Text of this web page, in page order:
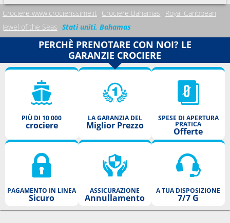
Crociere www.crocierissime.it Crociere Bahamas Royal Caribbean
Jewel of the Seas Stati uniti, Bahamas
PERCHÈ PRENOTARE CON NOI? LE
GARANZIE CROCIERE
PIÙ DI 10 000
crociere
LA GARANZIA DEL
Miglior Prezzo
SPESE DI APERTURA
PRATICA
Offerte
PAGAMENTO IN LINEA
Sicuro
ASSICURAZIONE
Annullamento
A TUA DISPOSIZIONE
7/7 G